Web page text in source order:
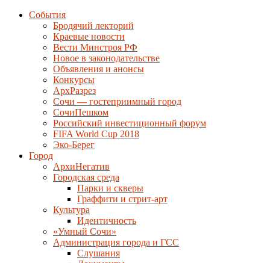
События
Бродячий лекторий
Краевые новости
Вести Минстроя РФ
Новое в законодательстве
Объявления и анонсы
Конкурсы
АрхРазрез
Сочи — гостеприимный город
СочиПешком
Российский инвестиционный форум
FIFA World Cup 2018
Эко-Берег
Город
АрхиНегатив
Городская среда
Парки и скверы
Граффити и стрит-арт
Культура
Идентичность
«Умный Сочи»
Администрация города и ГСС
Слушания